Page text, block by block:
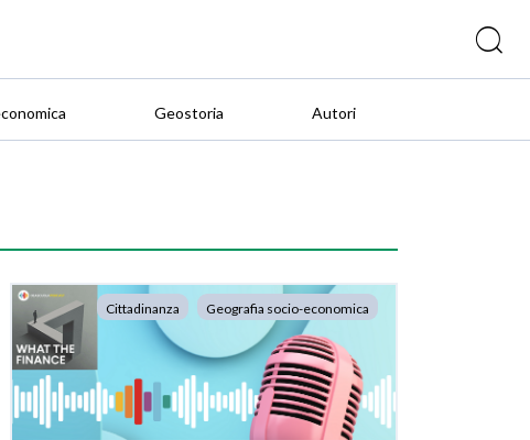
Geostoria Autori
Cittadinanza Geografia socio-economica